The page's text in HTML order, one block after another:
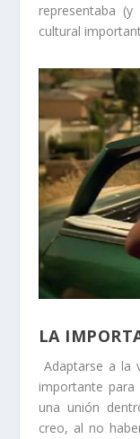
representaba
cultural
LA
Adaptarse a la
importante
una unión
creo, al no